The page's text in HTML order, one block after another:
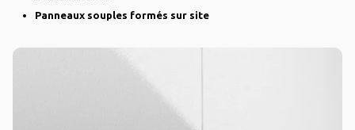
Panneaux souples formés sur site